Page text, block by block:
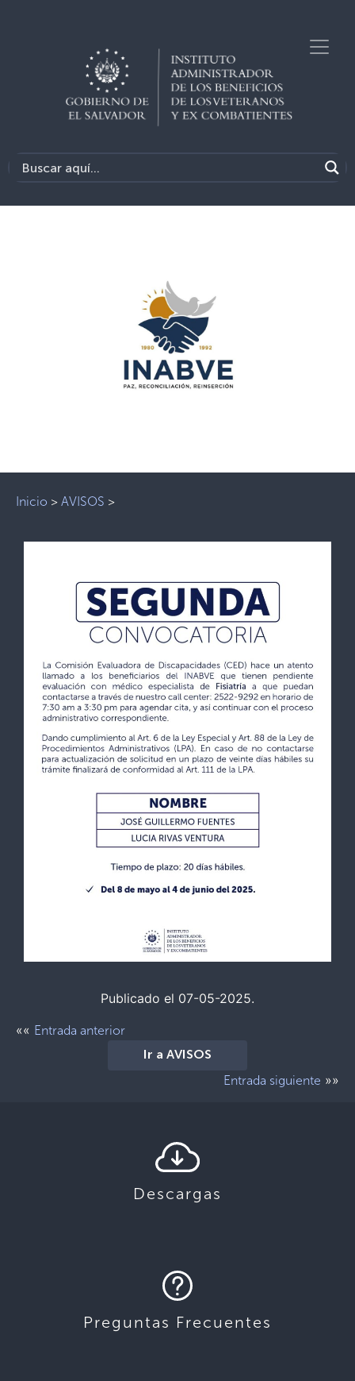
Inicio > AVISOS >
Publicado el 07-05-2025.
«« Entrada anterior
Ir a AVISOS
Entrada siguiente »»
Descargas
Preguntas Frecuentes